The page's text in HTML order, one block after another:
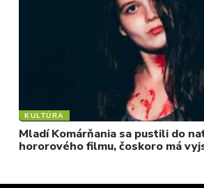
KULTÚRA
Mladí Komárňania sa pustili do
hororového filmu, čoskoro má